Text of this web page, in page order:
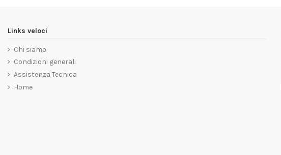
Links veloci
Chi siamo
Condizioni generali
Assistenza Tecnica
Home